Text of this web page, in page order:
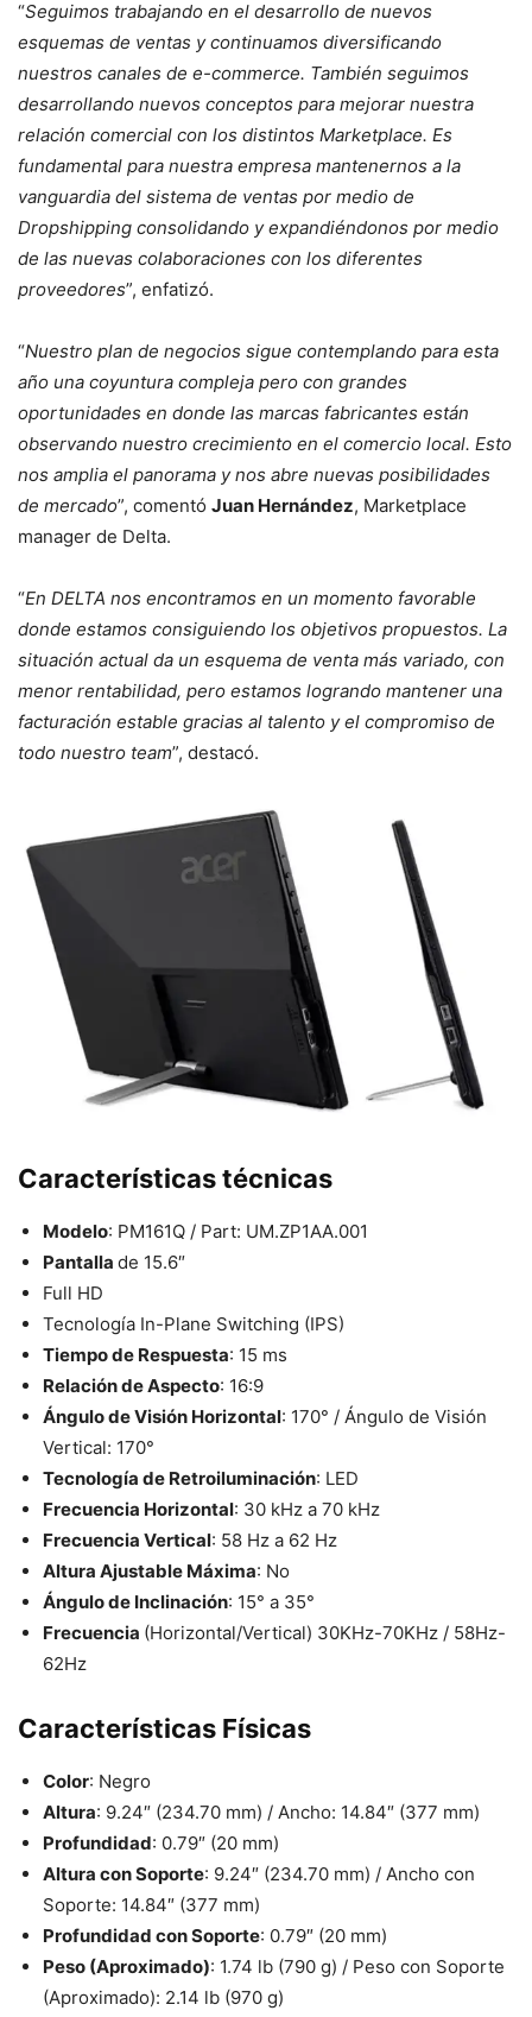
“Seguimos trabajando en el desarrollo de nuevos
esquemas de ventas y continuamos diversificando
nuestros canales de e-commerce. También seguimos
desarrollando nuevos conceptos para mejorar nuestra
relación comercial con los distintos Marketplace. Es
fundamental para nuestra empresa mantenernos a la
vanguardia del sistema de ventas por medio de
Dropshipping consolidando y expandiéndonos por medio
de las nuevas colaboraciones con los diferentes
proveedores”, enfatizó.
“Nuestro plan de negocios sigue contemplando para esta
año una coyuntura compleja pero con grandes
oportunidades en donde las marcas fabricantes están
observando nuestro crecimiento en el comercio local. Esto
nos amplia el panorama y nos abre nuevas posibilidades
de mercado”, comentó Juan Hernández, Marketplace
manager de Delta.
“En DELTA nos encontramos en un momento favorable
donde estamos consiguiendo los objetivos propuestos. La
situación actual da un esquema de venta más variado, con
menor rentabilidad, pero estamos logrando mantener una
facturación estable gracias al talento y el compromiso de
todo nuestro team”, destacó.
Características técnicas
Modelo: PM161Q / Part: UM.ZP1AA.001
Pantalla de 15.6″
Full HD
Tecnología In-Plane Switching (IPS)
Tiempo de Respuesta: 15 ms
Relación de Aspecto: 16:9
Ángulo de Visión Horizontal: 170° / Ángulo de Visión
Vertical: 170°
Tecnología de Retroiluminación: LED
Frecuencia Horizontal: 30 kHz a 70 kHz
Frecuencia Vertical: 58 Hz a 62 Hz
Altura Ajustable Máxima: No
Ángulo de Inclinación: 15° a 35°
Frecuencia (Horizontal/Vertical) 30KHz-70KHz / 58Hz-
62Hz
Características Físicas
Color: Negro
Altura: 9.24″ (234.70 mm) / Ancho: 14.84″ (377 mm)
Profundidad: 0.79″ (20 mm)
Altura con Soporte: 9.24″ (234.70 mm) / Ancho con
Soporte: 14.84″ (377 mm)
Profundidad con Soporte: 0.79″ (20 mm)
Peso (Aproximado): 1.74 lb (790 g) / Peso con Soporte
(Aproximado): 2.14 lb (970 g)